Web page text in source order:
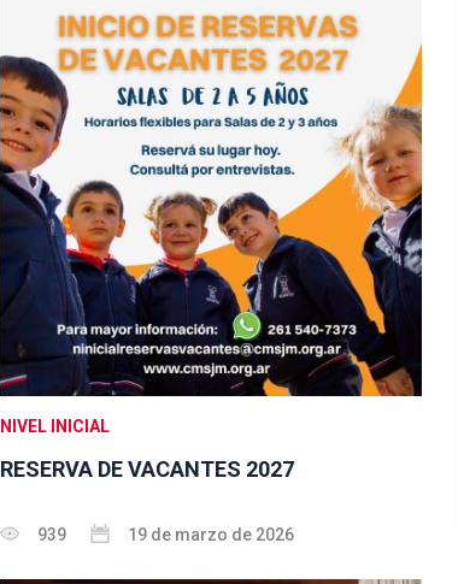
NIVEL INICIAL
RESERVA DE VACANTES 2027
939 19 de marzo de 2026